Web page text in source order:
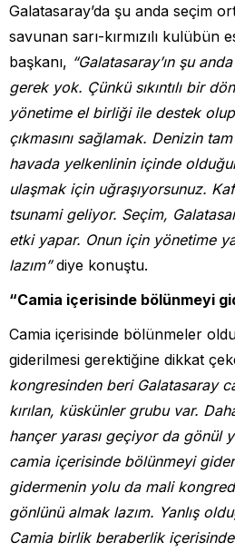
Galatasaray’da şu anda seçim
savunan sarı-kırmızılı kulübün
başkanı, “Galatasaray’ın şu
gerek yok. Çünkü sıkıntılı bir
yönetime el birliği ile destek
çıkmasını sağlamak. Denizin
havada yelkenlinin içinde
ulaşmak için uğraşıyorsunuz.
tsunami geliyor. Seçim,
etki yapar. Onun için yönetime
lazım”diye konuştu.
“Camia içerisinde bölünmeyi
Camia içerisinde bölünmeler
giderilmesi gerektiğine dikkat
kongresinden beri Galatasaray
kırılan, küskünler grubu var.
hançer yarası geçiyor da gönül
camia içerisinde bölünmeyi
gidermenin yolu da mali
gönlünü almak lazım. Yanlış
Camia birlik beraberlik